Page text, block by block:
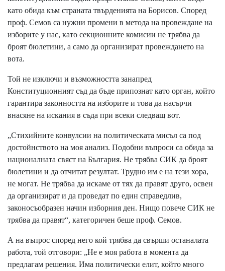
като обида към страната твърденията на Борисов. Според
проф. Семов са нужни промени в метода на провеждане на
изборите у нас, като секционните комисии не трябва да
броят бюлетини, а само да организират провеждането на
вота.
Той не изключи и възможността занапред
Конституционният съд да бъде припознат като орган, който
гарантира законността на изборите и това да насърчи
внасяне на искания в съда при всеки следващ вот.
„Стихийните конвулсии на политическата мисъл са под
достойнството на моя анализ. Подобни въпроси са обида за
националната свяст на България. Не трябва СИК да броят
бюлетини и да отчитат резултат. Трудно им е на тези хора,
не могат. Не трябва да искаме от тях да правят друго, освен
да организират и да проведат по един справедлив,
законосъобразен начин изборния ден. Нищо повече СИК не
трябва да правят“, категоричен беше проф. Семов.
А на въпрос според него кой трябва да свърши останалата
работа, той отговори: „Не е моя работа в момента да
предлагам решения. Има политически елит, който много